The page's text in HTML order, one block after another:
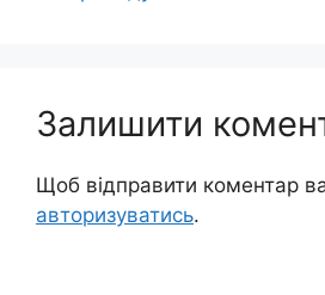
Залишити
Щоб відправити коментар
авторизуватись.